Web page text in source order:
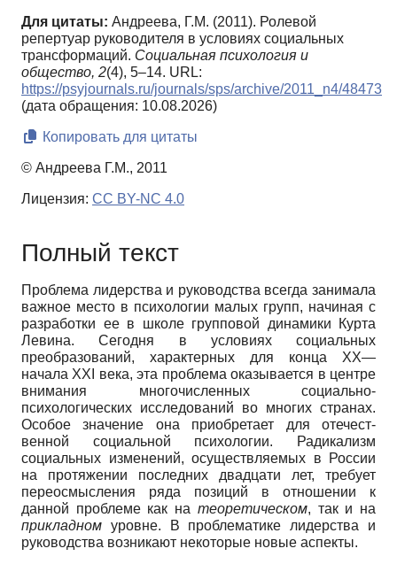
Для цитаты: Андреева, Г.М. (2011). Ролевой
репертуар руководителя в условиях социальных
трансформаций. Социальная психология и
общество, 2(4), 5–14. URL:
https://psyjournals.ru/journals/sps/archive/2011_n4/48473
(дата обращения: 10.08.2026)
Копировать для цитаты
© Андреева Г.М., 2011
Лицензия: CC BY-NC 4.0
Полный текст
Проблема лидерства и руководства всегда занимала
важное место в психоло­гии малых групп, начиная с
разработки ее в школе групповой динамики Курта
Левина. Сегодня в условиях социальных
преобразований, характерных для конца ХХ—
начала ХХI века, эта проблема ока­зывается в центре
внимания многочис­ленных социально-
психологических ис­следований во многих странах.
Особое значение она приобретает для отечест­
венной социальной психологии. Радика­лизм
социальных изменений, осуществ­ляемых в России
на протяжении послед­них двадцати лет, требует
переосмысле­ния ряда позиций в отношении к
данной проблеме как на теоретическом, так и на
прикладном уровне. В проблематике ли­дерства и
руководства возникают неко­торые новые аспекты.